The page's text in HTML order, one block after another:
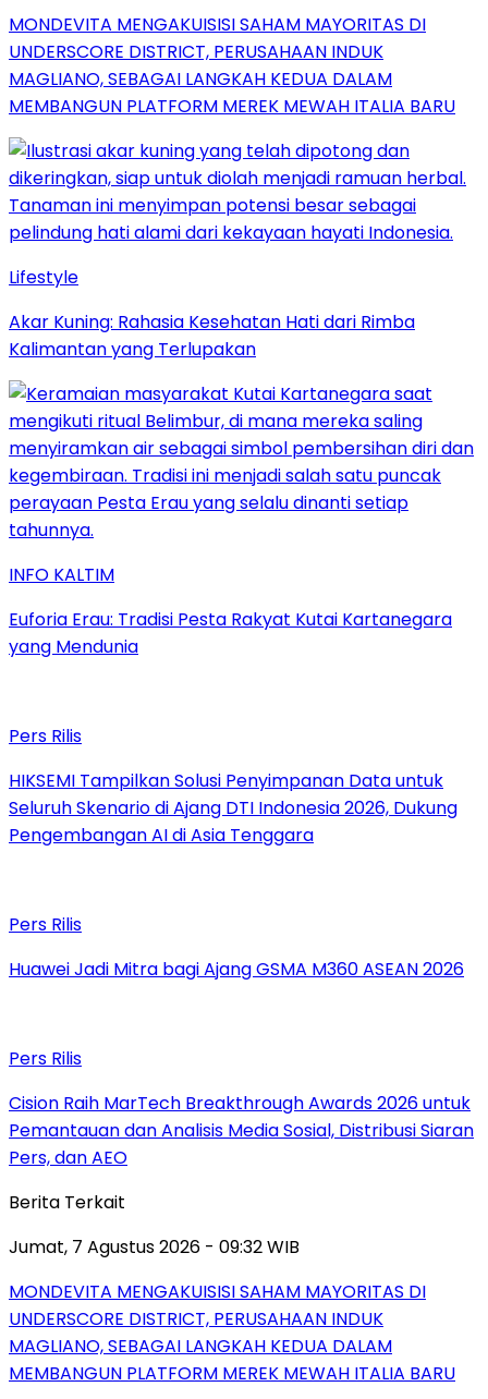
MONDEVITA MENGAKUISISI SAHAM MAYORITAS DI
UNDERSCORE DISTRICT, PERUSAHAAN INDUK
MAGLIANO, SEBAGAI LANGKAH KEDUA DALAM
MEMBANGUN PLATFORM MEREK MEWAH ITALIA BARU
Lifestyle
Akar Kuning: Rahasia Kesehatan Hati dari Rimba
Kalimantan yang Terlupakan
INFO KALTIM
Euforia Erau: Tradisi Pesta Rakyat Kutai Kartanegara
yang Mendunia
Pers Rilis
HIKSEMI Tampilkan Solusi Penyimpanan Data untuk
Seluruh Skenario di Ajang DTI Indonesia 2026, Dukung
Pengembangan AI di Asia Tenggara
Pers Rilis
Huawei Jadi Mitra bagi Ajang GSMA M360 ASEAN 2026
Pers Rilis
Cision Raih MarTech Breakthrough Awards 2026 untuk
Pemantauan dan Analisis Media Sosial, Distribusi Siaran
Pers, dan AEO
Berita Terkait
Jumat, 7 Agustus 2026 - 09:32 WIB
MONDEVITA MENGAKUISISI SAHAM MAYORITAS DI
UNDERSCORE DISTRICT, PERUSAHAAN INDUK
MAGLIANO, SEBAGAI LANGKAH KEDUA DALAM
MEMBANGUN PLATFORM MEREK MEWAH ITALIA BARU